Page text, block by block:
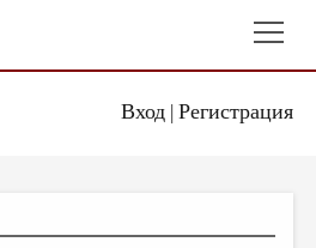
Вход| Регистрация